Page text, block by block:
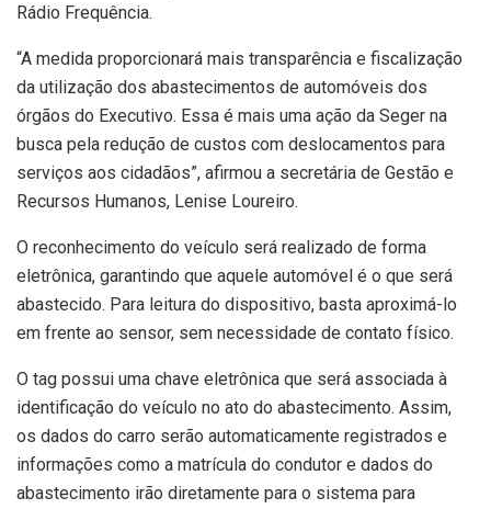
Rádio Frequência.
“A medida proporcionará mais transparência e fiscalização
da utilização dos abastecimentos de automóveis dos
órgãos do Executivo. Essa é mais uma ação da Seger na
busca pela redução de custos com deslocamentos para
serviços aos cidadãos”, afirmou a secretária de Gestão e
Recursos Humanos, Lenise Loureiro.
O reconhecimento do veículo será realizado de forma
eletrônica, garantindo que aquele automóvel é o que será
abastecido. Para leitura do dispositivo, basta aproximá-lo
em frente ao sensor, sem necessidade de contato físico.
O tag possui uma chave eletrônica que será associada à
identificação do veículo no ato do abastecimento. Assim,
os dados do carro serão automaticamente registrados e
informações como a matrícula do condutor e dados do
abastecimento irão diretamente para o sistema para